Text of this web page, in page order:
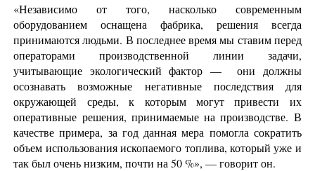
«Независимо от того, насколько современным
оборудованием оснащена фабрика, решения всегда
принимаются людьми. В последнее время мы ставим перед
операторами производственной линии задачи,
учитывающие экологический фактор — они должны
осознавать возможные негативные последствия для
окружающей среды, к которым могут привести их
оперативные решения, принимаемые на производстве. В
качестве примера, за год данная мера помогла сократить
объем использования ископаемого топлива, который уже и
так был очень низким, почти на 50 %», — говорит он.